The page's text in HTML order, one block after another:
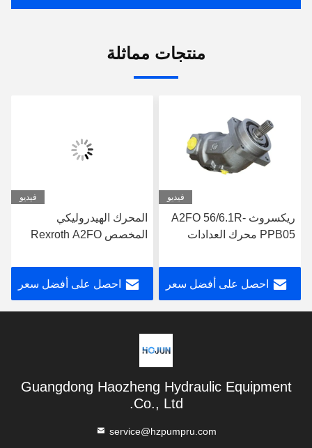
منتجات مماثلة
فيديو
ريكسروث A2FO 56/6.1R-
PPB05 محرك العدادات
احصل على أفضل سعر
فيديو
المحرك الهيدروليكي
المخصص Rexroth A2FO
القيادة الهيدروليكية
احصل على أفضل سعر
Guangdong Haozheng Hydraulic Equipment
Co., Ltd.
service@hzpumpru.com